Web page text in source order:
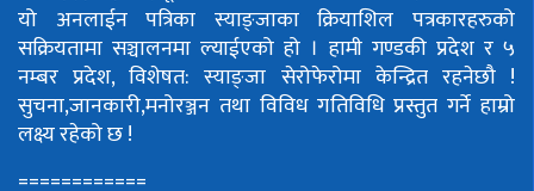
यो अनलाईन पत्रिका स्याङ्जाका क्रियाशिल पत्रकारहरुको
सक्रियतामा सञ्चालनमा ल्याईएको हो । हामी गण्डकी प्रदेश र ५
नम्बर प्रदेश, विशेषत: स्याङ्जा सेरोफेरोमा केन्द्रित रहनेछौ !
सुचना,जानकारी,मनोरञ्जन तथा विविध गतिविधि प्रस्तुत गर्ने हाम्रो
लक्ष्य रहेको छ !
============